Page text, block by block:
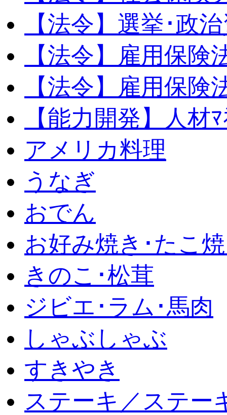
【法令】選挙･政
【法令】雇用保険
【法令】雇用保険
【能力開発】人材
アメリカ料理
うなぎ
おでん
お好み焼き･たこ
きのこ･松茸
ジビエ･ラム･馬肉
しゃぶしゃぶ
すきやき
ステーキ／ステー